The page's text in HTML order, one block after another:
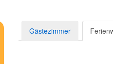
Gästezimmer